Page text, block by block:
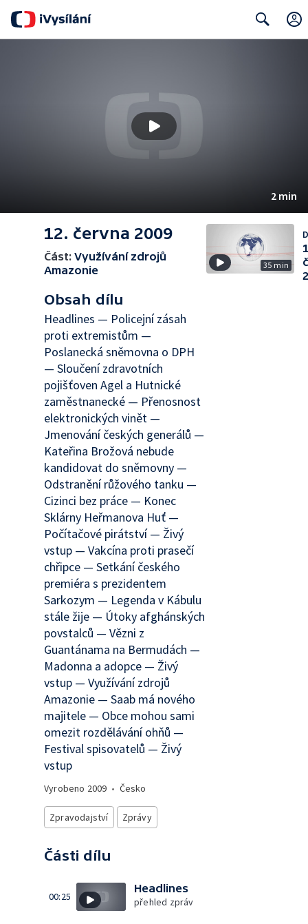
2 min
12. června 2009
Část: Využívání zdrojů
Amazonie
Obsah dílu
Headlines — Policejní zásah
proti extremistům —
Poslanecká sněmovna o DPH
— Sloučení zdravotních
pojišťoven Agel a Hutnické
zaměstnanecké — Přenosnost
elektronických vinět —
Jmenování českých generálů —
Kateřina Brožová nebude
kandidovat do sněmovny —
Odstranění růžového tanku —
Cizinci bez práce — Konec
Sklárny Heřmanova Huť —
Počítačové pirátství — Živý
vstup — Vakcína proti prasečí
chřipce — Setkání českého
premiéra s prezidentem
Sarkozym — Legenda v Kábulu
stále žije — Útoky afghánských
povstalců — Vězni z
Guantánama na Bermudách —
Madonna a adopce — Živý
vstup — Využívání zdrojů
Amazonie — Saab má nového
majitele — Obce mohou sami
omezit rozdělávání ohňů —
Festival spisovatelů — Živý
vstup
Vyrobeno 2009 • Česko
Zpravodajství Zprávy
Části dílu
00:25
Headlines
přehled zpráv
35 min